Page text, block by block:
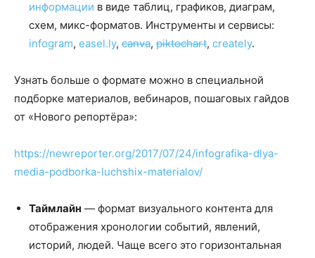
информации в виде таблиц, графиков, диаграм,
схем, микс-форматов. Инструменты и сервисы:
infogram, easel.ly, canva, piktochart, creately.
Узнать больше о формате можно в специальной
подборке материалов, вебинаров, пошаговых гайдов
от «Нового репортёра»:
https://newreporter.org/2017/07/24/infografika-dlya-
media-podborka-luchshix-materialov/
Таймлайн — формат визуального контента для
отображения хронологии событий, явлений,
историй, людей. Чаще всего это горизонтальная